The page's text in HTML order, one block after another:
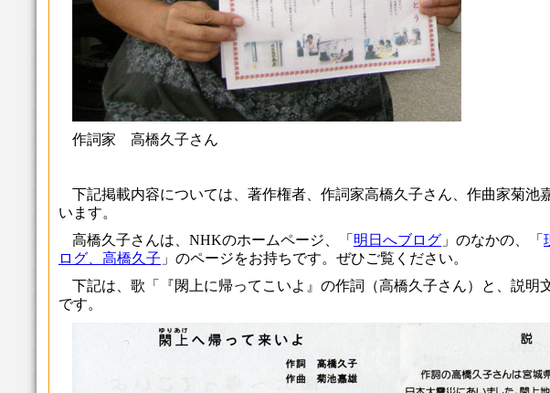
作詞家 高橋久子さん
下記掲載内容については、著作権者、作詞家高橋久子さん、作曲家菊池
います。
高橋久子さんは、NHKのホームページ、「 明日へブログ 」のなかの、「
ログ、高橋久子 」のページをお持ちです。ぜひご覧ください。
下記は、歌「『閖上に帰ってこいよ』の作詞（高橋久子さん）と、説明
です。